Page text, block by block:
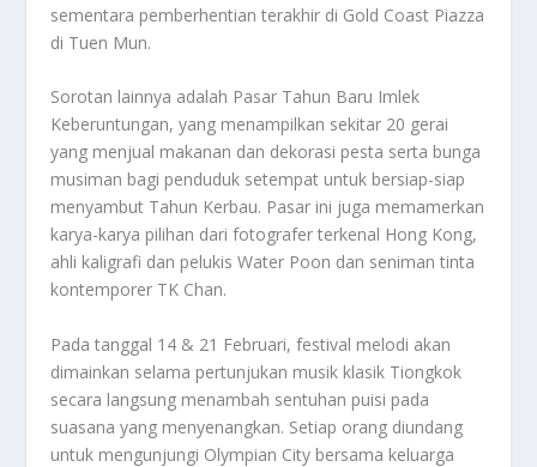
sementara pemberhentian terakhir di Gold Coast Piazza
di Tuen Mun.
Sorotan lainnya adalah Pasar Tahun Baru Imlek
Keberuntungan, yang menampilkan sekitar 20 gerai
yang menjual makanan dan dekorasi pesta serta bunga
musiman bagi penduduk setempat untuk bersiap-siap
menyambut Tahun Kerbau. Pasar ini juga memamerkan
karya-karya pilihan dari fotografer terkenal Hong Kong,
ahli kaligrafi dan pelukis Water Poon dan seniman tinta
kontemporer TK Chan.
Pada tanggal 14 & 21 Februari, festival melodi akan
dimainkan selama pertunjukan musik klasik Tiongkok
secara langsung menambah sentuhan puisi pada
suasana yang menyenangkan. Setiap orang diundang
untuk mengunjungi Olympian City bersama keluarga